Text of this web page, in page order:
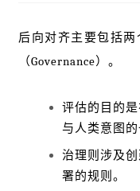
后向对齐主要包括两
（Governance）。
评估的目的
与人类意图的
治理则涉及
署的规则。